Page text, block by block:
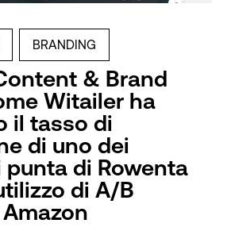
BRANDING
& Brand
Witailer ha
il tasso di
di uno dei
di Rowenta
di A/B